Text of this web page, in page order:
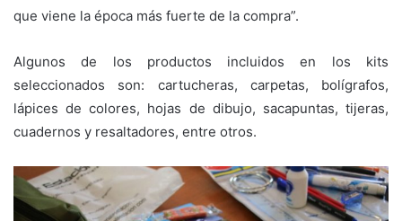
que viene la época más fuerte de la compra”.
Algunos de los productos incluidos en los kits
seleccionados son: cartucheras, carpetas, bolígrafos,
lápices de colores, hojas de dibujo, sacapuntas, tijeras,
cuadernos y resaltadores, entre otros.